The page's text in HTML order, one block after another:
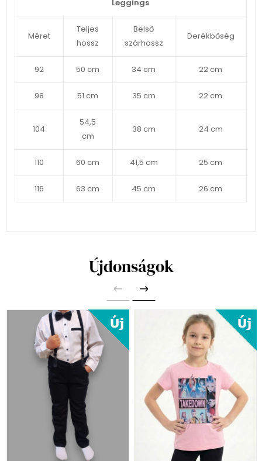
Leggings
Méret
Teljes
hossz
Belső
szárhossz
Derékbőség
92 50 cm 34 cm 22 cm
98 51 cm 35 cm 22 cm
104
54,5
cm
38 cm 24 cm
110 60 cm 41,5 cm 25 cm
116 63 cm 45 cm 26 cm
Újdonságok